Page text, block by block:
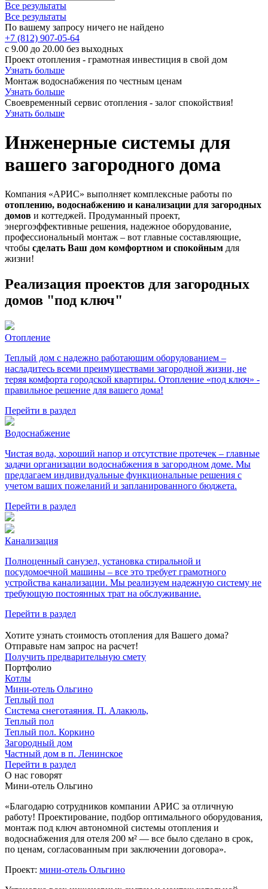
Все результаты
Все результаты
По вашему запросу ничего не найдено
+7 (812) 907-05-64
с 9.00 до 20.00 без выходных
Проект отопления - грамотная инвестиция в свой дом
Узнать больше
Монтаж водоснабжения по честным ценам
Узнать больше
Своевременный сервис отопления - залог спокойствия!
Узнать больше
Инженерные системы для
вашего загородного дома
Компания «АРИС» выполняет комплексные работы по
отоплению, водоснабжению и канализации для загородных
домов и коттеджей. Продуманный проект,
энергоэффективные решения, надежное оборудование,
профессиональный монтаж – вот главные составляющие,
чтобы сделать Ваш дом комфортном и спокойным для
жизни!
Реализация проектов для загородных
домов "под ключ"
Отопление
Теплый дом с надежно работающим оборудованием –
насладитесь всеми преимуществами загородной жизни, не
теряя комфорта городской квартиры. Отопление «под ключ» -
правильное решение для вашего дома!
Перейти в раздел
Водоснабжение
Чистая вода, хороший напор и отсутствие протечек – главные
задачи организации водоснабжения в загородном доме. Мы
предлагаем индивидуальные функциональные решения с
учетом ваших пожеланий и запланированного бюджета.
Перейти в раздел
Канализация
Полноценный санузел, установка стиральной и
посудомоечной машины – все это требует грамотного
устройства канализации. Мы реализуем надежную систему не
требующую постоянных трат на обслуживание.
Перейти в раздел
Хотите узнать стоимость отопления для Вашего дома?
Отправьте нам запрос на расчет!
Получить предварительную смету
Портфолио
Котлы
Мини‑‏отель Ольгино
Теплый пол
Система снеготаяния. П. Алакюль,
Теплый пол
Теплый пол. Коркино
Загородный дом
Частный дом в п. Ленинское
Перейти в раздел
О нас говорят
Мини-отель Ольгино
«Благодарю сотрудников компании АРИС за отличную
работу! Проектирование, подбор оптимального оборудования,
монтаж под ключ автономной системы отопления и
водоснабжения для отеля 200 м² — все было сделано в срок,
по ценам, согласованным при заключении договора».
Проект: мини-отель Ольгино